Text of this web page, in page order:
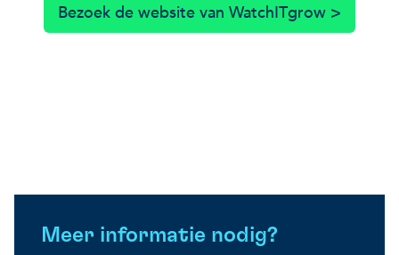
Bezoek de website van WatchITgrow >
Meer informatie nodig?